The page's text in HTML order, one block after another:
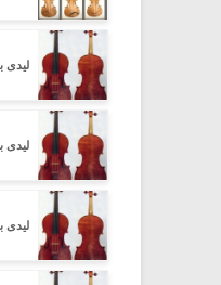
لیدی
لیدی
لیدی